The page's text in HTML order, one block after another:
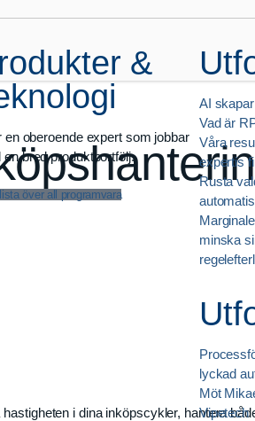
&
en oberoende expert som jobbar
en bred produktportfölj.
över all programvara
AI
Vad är
Våra
expertis
Rusta
minska
lyckad
Möt
Vipetech
i dina inköpscykler, hantera